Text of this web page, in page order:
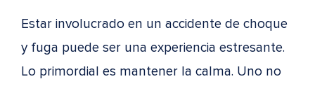
Estar involucrado en un accidente de choque
y fuga puede ser una experiencia estresante.
Lo primordial es mantener la calma. Uno no